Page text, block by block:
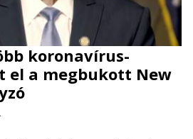
koronavírus-
a megbukott New